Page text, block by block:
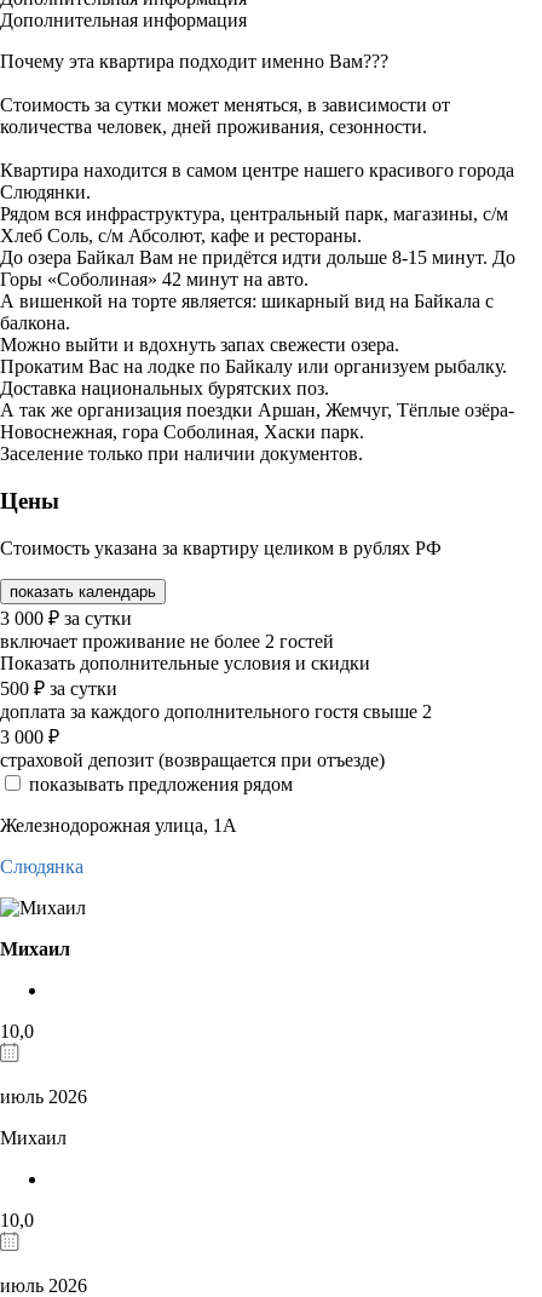
Дополнительная информация
Почему эта квартира подходит именно Вам???
Стоимость за сутки может меняться, в зависимости от
количества человек, дней проживания, сезонности.
Квартира находится в самом центре нашего красивого города
Слюдянки.
Рядом вся инфраструктура, центральный парк, магазины, с/м
Хлеб Соль, с/м Абсолют, кафе и рестораны.
До озера Байкал Вам не придётся идти дольше 8-15 минут. До
Горы «Соболиная» 42 минут на авто.
А вишенкой на торте является: шикарный вид на Байкала с
балкона.
Можно выйти и вдохнуть запах свежести озера.
Прокатим Вас на лодке по Байкалу или организуем рыбалку.
Доставка национальных бурятских поз.
А так же организация поездки Аршан, Жемчуг, Тёплые озёра-
Новоснежная, гора Соболиная, Хаски парк.
Заселение только при наличии документов.
Цены
Стоимость указана за квартиру целиком в рублях РФ
показать календарь
3 000 ₽ за сутки
включает проживание не более 2 гостей
Показать дополнительные условия и скидки
500 ₽ за сутки
доплата за каждого дополнительного гостя свыше 2
3 000 ₽
страховой депозит (возвращается при отъезде)
показывать предложения рядом
Железнодорожная улица, 1А
Слюдянка
Михаил
10,0
июль 2026
Михаил
10,0
июль 2026